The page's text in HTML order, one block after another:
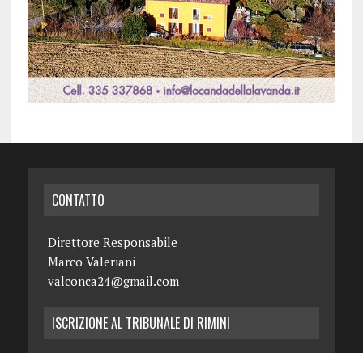
CONTATTO
Direttore Responsabile
Marco Valeriani
valconca24@gmail.com
ISCRIZIONE AL TRIBUNALE DI RIMINI